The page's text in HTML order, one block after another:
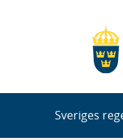
Sveriges